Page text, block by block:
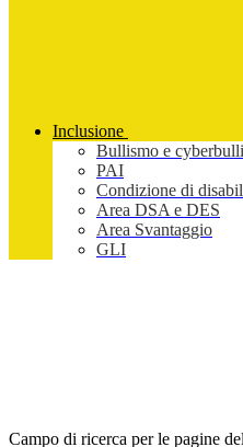
Inclusione
Bullismo e
PAI
Condizione di
Area DSA e DES
Area Svantaggio
GLI
Campo di ricerca per le pagine